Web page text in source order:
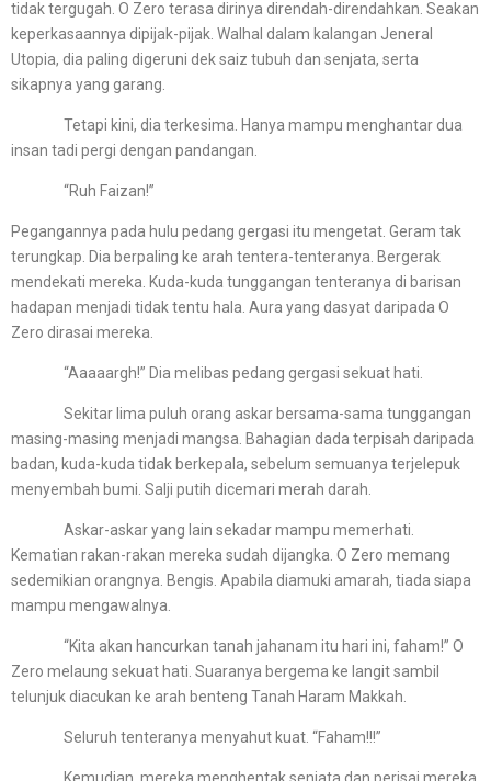
tidak tergugah. O Zero terasa dirinya direndah-direndahkan. Seakan
keperkasaannya dipijak-pijak. Walhal dalam kalangan Jeneral
Utopia, dia paling digeruni dek saiz tubuh dan senjata, serta
sikapnya yang garang.
Tetapi kini, dia terkesima. Hanya mampu menghantar dua
insan tadi pergi dengan pandangan.
“Ruh Faizan!”
Pegangannya pada hulu pedang gergasi itu mengetat. Geram tak
terungkap. Dia berpaling ke arah tentera-tenteranya. Bergerak
mendekati mereka. Kuda-kuda tunggangan tenteranya di barisan
hadapan menjadi tidak tentu hala. Aura yang dasyat daripada O
Zero dirasai mereka.
“Aaaaargh!” Dia melibas pedang gergasi sekuat hati.
Sekitar lima puluh orang askar bersama-sama tunggangan
masing-masing menjadi mangsa. Bahagian dada terpisah daripada
badan, kuda-kuda tidak berkepala, sebelum semuanya terjelepuk
menyembah bumi. Salji putih dicemari merah darah.
Askar-askar yang lain sekadar mampu memerhati.
Kematian rakan-rakan mereka sudah dijangka. O Zero memang
sedemikian orangnya. Bengis. Apabila diamuki amarah, tiada siapa
mampu mengawalnya.
“Kita akan hancurkan tanah jahanam itu hari ini, faham!” O
Zero melaung sekuat hati. Suaranya bergema ke langit sambil
telunjuk diacukan ke arah benteng Tanah Haram Makkah.
Seluruh tenteranya menyahut kuat. “Faham!!!”